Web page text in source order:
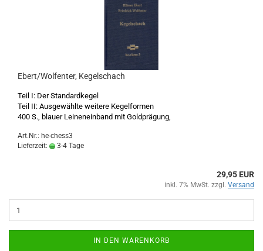
Ebert/Wolfenter, Kegelschach
Teil I: Der Standardkegel
Teil II: Ausgewählte weitere Kegelformen
400 S., blauer Leineneinband mit Goldprägung,
Art.Nr.: he-chess3
Lieferzeit:
3-4 Tage
29,95 EUR
inkl. 7% MwSt. zzgl. Versand
IN DEN WARENKORB